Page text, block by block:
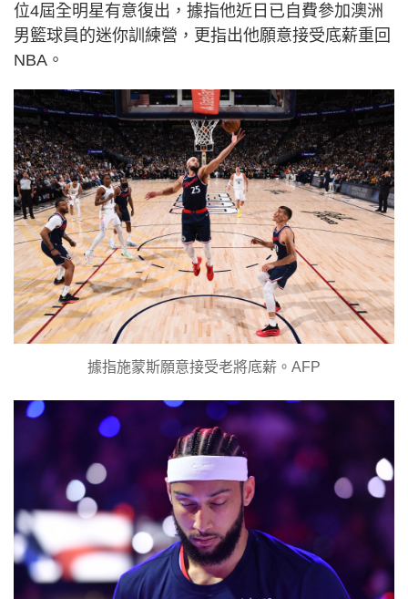
位4屆全明星有意復出，據指他近日已自費參加澳洲
男籃球員的迷你訓練營，更指出他願意接受底薪重回
NBA。
據指施蒙斯願意接受老將底薪。AFP